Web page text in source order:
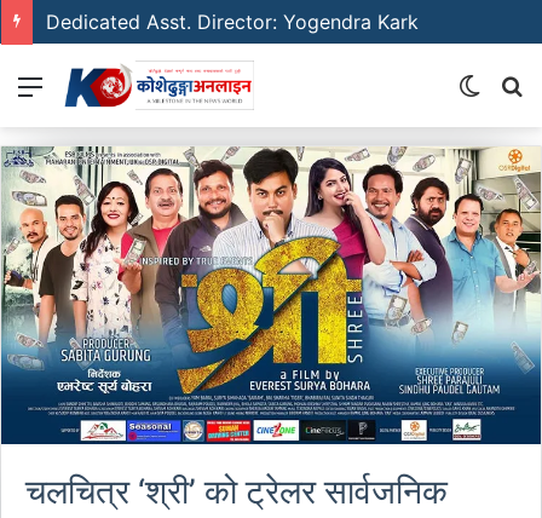
Dedicated Asst. Director: Yogendra Kark
Menu
Switch
चलचित्र ‘श्री’ को ट्रेलर सार्वजनिक